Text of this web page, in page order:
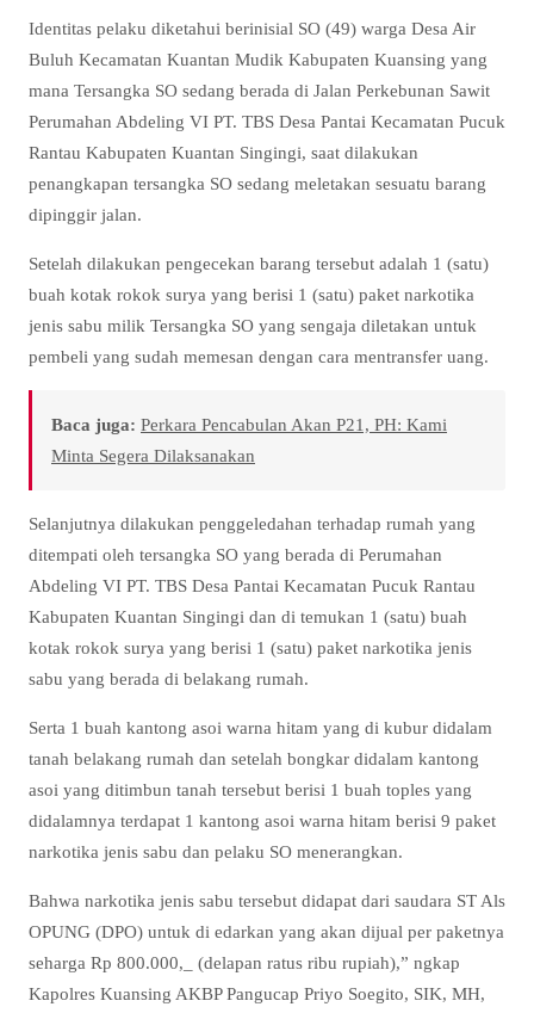
Identitas pelaku diketahui berinisial SO (49) warga Desa Air
Buluh Kecamatan Kuantan Mudik Kabupaten Kuansing yang
mana Tersangka SO sedang berada di Jalan Perkebunan Sawit
Perumahan Abdeling VI PT. TBS Desa Pantai Kecamatan Pucuk
Rantau Kabupaten Kuantan Singingi, saat dilakukan
penangkapan tersangka SO sedang meletakan sesuatu barang
dipinggir jalan.
Setelah dilakukan pengecekan barang tersebut adalah 1 (satu)
buah kotak rokok surya yang berisi 1 (satu) paket narkotika
jenis sabu milik Tersangka SO yang sengaja diletakan untuk
pembeli yang sudah memesan dengan cara mentransfer uang.
Baca juga: Perkara Pencabulan Akan P21, PH: Kami
Minta Segera Dilaksanakan
Selanjutnya dilakukan penggeledahan terhadap rumah yang
ditempati oleh tersangka SO yang berada di Perumahan
Abdeling VI PT. TBS Desa Pantai Kecamatan Pucuk Rantau
Kabupaten Kuantan Singingi dan di temukan 1 (satu) buah
kotak rokok surya yang berisi 1 (satu) paket narkotika jenis
sabu yang berada di belakang rumah.
Serta 1 buah kantong asoi warna hitam yang di kubur didalam
tanah belakang rumah dan setelah bongkar didalam kantong
asoi yang ditimbun tanah tersebut berisi 1 buah toples yang
didalamnya terdapat 1 kantong asoi warna hitam berisi 9 paket
narkotika jenis sabu dan pelaku SO menerangkan.
Bahwa narkotika jenis sabu tersebut didapat dari saudara ST Als
OPUNG (DPO) untuk di edarkan yang akan dijual per paketnya
seharga Rp 800.000,_ (delapan ratus ribu rupiah),” ngkap
Kapolres Kuansing AKBP Pangucap Priyo Soegito, SIK, MH,